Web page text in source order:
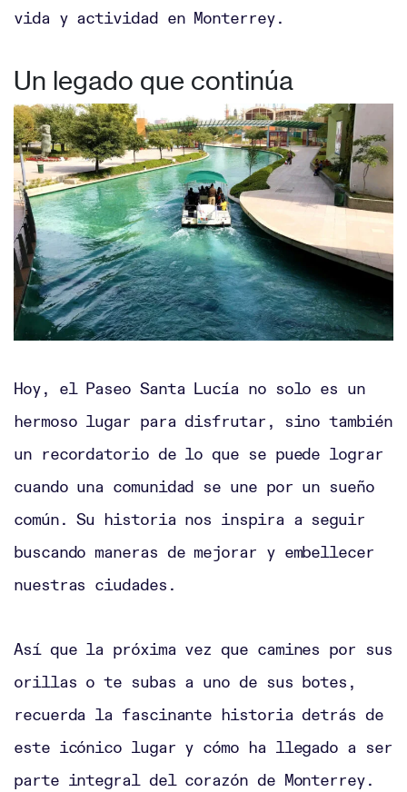
vida y actividad en Monterrey.
Un legado que continúa
Hoy, el Paseo Santa Lucía no solo es un
hermoso lugar para disfrutar, sino también
un recordatorio de lo que se puede lograr
cuando una comunidad se une por un sueño
común. Su historia nos inspira a seguir
buscando maneras de mejorar y embellecer
nuestras ciudades.
Así que la próxima vez que camines por sus
orillas o te subas a uno de sus botes,
recuerda la fascinante historia detrás de
este icónico lugar y cómo ha llegado a ser
parte integral del corazón de Monterrey.